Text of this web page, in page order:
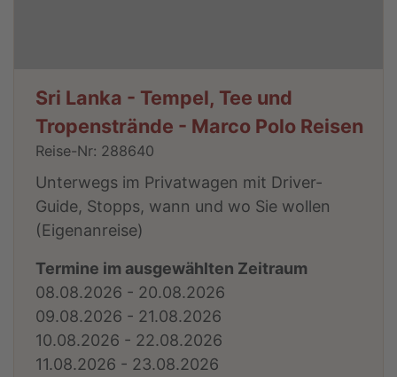
Sri Lanka - Tempel, Tee und
Tropenstrände - Marco Polo Reisen
Reise-Nr: 288640
Unterwegs im Privatwagen mit Driver-
Guide, Stopps, wann und wo Sie wollen
(Eigenanreise)
Termine im ausgewählten Zeitraum
08.08.2026 - 20.08.2026
09.08.2026 - 21.08.2026
10.08.2026 - 22.08.2026
11.08.2026 - 23.08.2026